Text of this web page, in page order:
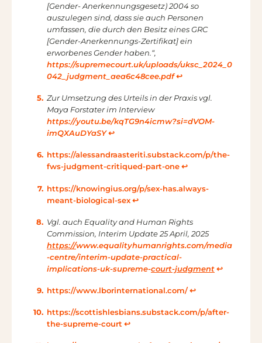
[Gender- Anerkennungsgesetz) 2004 so
auszulegen sind, dass sie auch Personen
umfassen, die durch den Besitz eines GRC
[Gender-Anerkennungs-Zertifikat] ein
erworbenes Gender haben.“,
https://supremecourt.uk/uploads/uksc_2024_0
042_judgment_aea6c48cee.pdf↩︎
Zur Umsetzung des Urteils in der Praxis vgl.
Maya Forstater im Interview
https://youtu.be/kqTG9n4icmw?si=dVOM-
imQXAuDYaSY↩︎
https://alessandraasteriti.substack.com/p/the-
fws-judgment-critiqued-part-one↩︎
https://knowingius.org/p/sex-has.always-
meant-biological-sex↩︎
Vgl. auch Equality and Human Rights
Commission, Interim Update 25 April, 2025
https://www.equalityhumanrights.com/media
-centre/interim-update-practical-
implications-uk-supreme-court-judgment↩︎
https://www.lborinternational.com/↩︎
https://scottishlesbians.substack.com/p/after-
the-supreme-court ↩︎